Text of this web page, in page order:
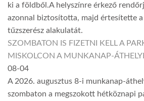
ki a földből.A helyszínre érkező
azonnal biztosította, majd értesítette
tűzszerész alakulatát.
SZOMBATON IS FIZETNI KELL A
MISKOLCON A MUNKANAP-
08-04
A 2026. augusztus 8-i munkanap-
szombaton a megszokott hétköznapi